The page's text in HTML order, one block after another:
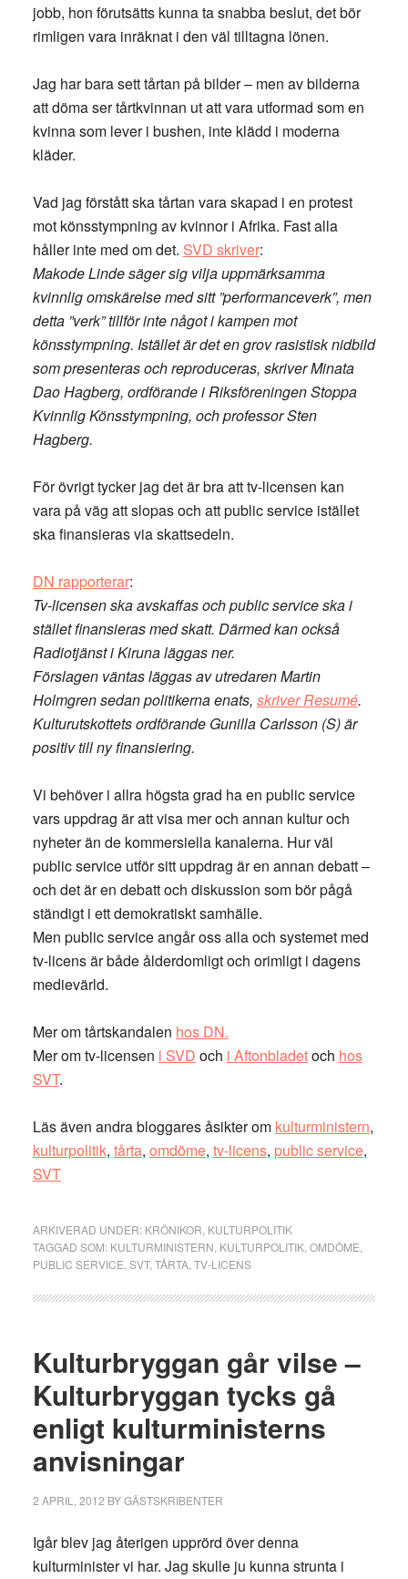
jobb, hon förutsätts kunna ta snabba beslut, det bör
rimligen vara inräknat i den väl tilltagna lönen.
Jag har bara sett tårtan på bilder – men av bilderna
att döma ser tårtkvinnan ut att vara utformad som en
kvinna som lever i bushen, inte klädd i moderna
kläder.
Vad jag förstått ska tårtan vara skapad i en protest
mot könsstympning av kvinnor i Afrika. Fast alla
håller inte med om det. SVD skriver:
Makode Linde säger sig vilja uppmärksamma
kvinnlig omskärelse med sitt ”performanceverk”, men
detta ”verk” tillför inte något i kampen mot
könsstympning. Istället är det en grov rasistisk nidbild
som presenteras och reproduceras, skriver Minata
Dao Hagberg, ordförande i Riksföreningen Stoppa
Kvinnlig Könsstympning, och professor Sten
Hagberg.
För övrigt tycker jag det är bra att tv-licensen kan
vara på väg att slopas och att public service istället
ska finansieras via skattsedeln.
DN rapporterar:
Tv-licensen ska avskaffas och public service ska i
stället finansieras med skatt. Därmed kan också
Radiotjänst i Kiruna läggas ner.
Förslagen väntas läggas av utredaren Martin
Holmgren sedan politikerna enats, skriver Resumé.
Kulturutskottets ordförande Gunilla Carlsson (S) är
positiv till ny finansiering.
Vi behöver i allra högsta grad ha en public service
vars uppdrag är att visa mer och annan kultur och
nyheter än de kommersiella kanalerna. Hur väl
public service utför sitt uppdrag är en annan debatt –
och det är en debatt och diskussion som bör pågå
ständigt i ett demokratiskt samhälle.
Men public service angår oss alla och systemet med
tv-licens är både ålderdomligt och orimligt i dagens
medievärld.
Mer om tårtskandalen hos DN.
Mer om tv-licensen i SVD och i Aftonbladetoch hos
SVT.
Läs även andra bloggares åsikter om kulturministern,
kulturpolitik, tårta, omdöme, tv-licens, public service,
SVT
ARKIVERAD UNDER: KRÖNIKOR KULTURPOLITIK
TAGGAD SOM: KULTURMINISTERN KULTURPOLITIK, OMDÖME
PUBLIC SERVICE SVT, TÅRTA, TV-LICENS
Kulturbryggan går vilse –
Kulturbryggan tycks gå
enligt kulturministerns
anvisningar
2 APRIL, 2012 BYGÄSTSKRIBENTER
Igår blev jag återigen upprörd över denna
kulturminister vi har. Jag skulle ju kunna strunta i